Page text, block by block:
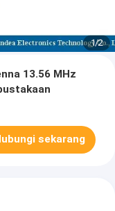
1/2
13.56 MHz
sekarang